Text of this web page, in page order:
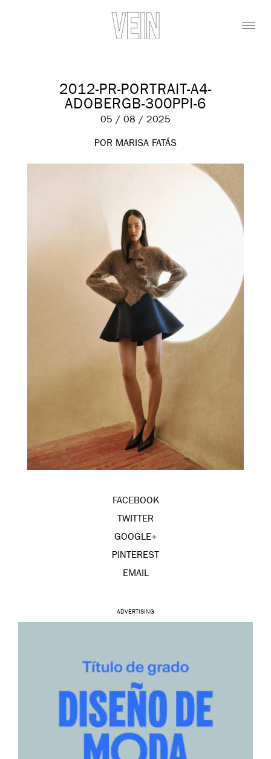
2012-PR-PORTRAIT-A4-
ADOBERGB-300PPI-6
05 / 08 / 2025
POR MARISA FATÁS
FACEBOOK
TWITTER
GOOGLE+
PINTEREST
EMAIL
ADVERTISING